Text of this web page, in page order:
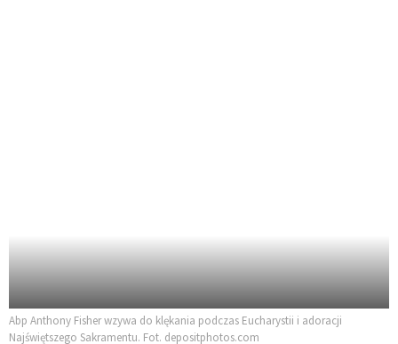
Abp Anthony Fisher wzywa do klękania podczas Eucharystii i adoracji
Najświętszego Sakramentu. Fot. depositphotos.com